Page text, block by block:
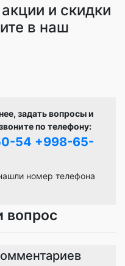
и скидки
в наш
задать вопросы и
по телефону:
54 +998-65-
номер телефона
вопрос